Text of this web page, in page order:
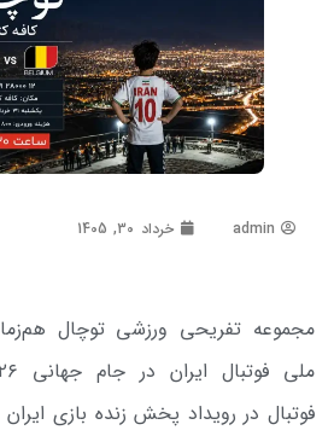
admin خرداد 30, 1405
مجموعه تفریحی ورزشی توچال
فوتبال در رویداد پخش زنده بازی